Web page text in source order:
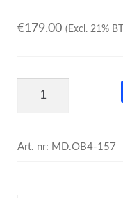
€179.00 (Excl. 21%
Art. nr: MD.OB4-157